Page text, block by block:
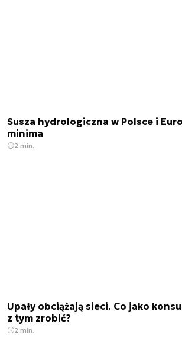
Susza hydrologiczna w Polsce i
minima
2 min.
Upały obciążają sieci. Co jako
z tym zrobić?
2 min.